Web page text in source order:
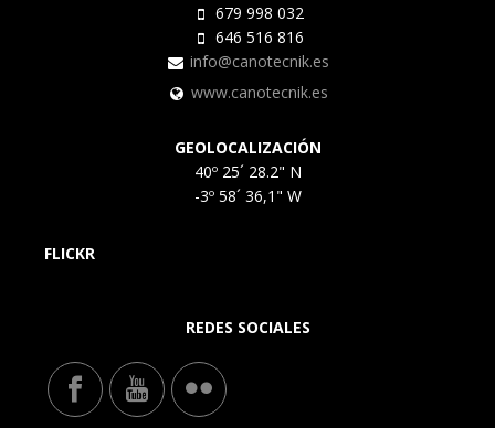
679 998 032
646 516 816
info@canotecnik.es
www.canotecnik.es
GEOLOCALIZACIÓN
40º 25´ 28.2" N
-3º 58´ 36,1" W
FLICKR
REDES SOCIALES